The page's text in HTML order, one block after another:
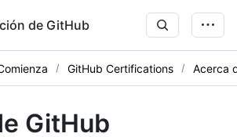
de GitHub
GitHub Certifications Acerca
GitHub